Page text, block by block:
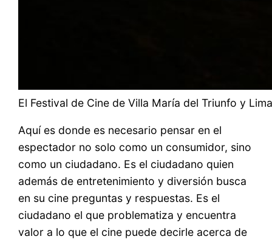
El Festival de Cine de Villa María del Triunfo y
Aquí es donde es necesario pensar en el
espectador no solo como un consumidor, sino
como un ciudadano. Es el ciudadano quien
además de entretenimiento y diversión busca
en su cine preguntas y respuestas. Es el
ciudadano el que problematiza y encuentra
valor a lo que el cine puede decirle acerca de